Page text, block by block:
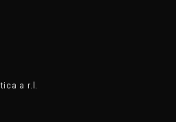
a r.l.